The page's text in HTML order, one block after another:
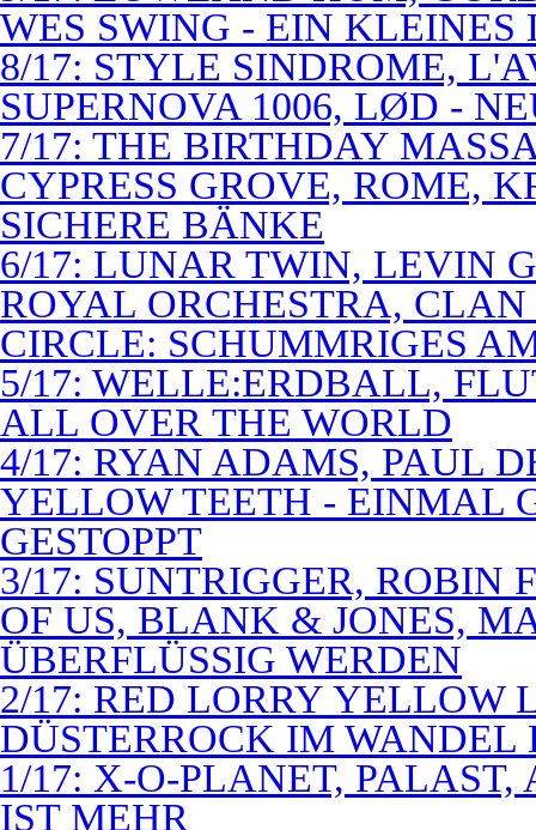
WES SWING - EIN KLEINES
8/17: STYLE SINDROME,
SUPERNOVA 1006, LØD -
7/17: THE BIRTHDAY
CYPRESS GROVE, ROME,
SICHERE BÄNKE
6/17: LUNAR TWIN, LEVIN
ROYAL ORCHESTRA,
CIRCLE: SCHUMMRIGES
5/17: WELLE:ERDBALL,
ALL OVER THE WORLD
4/17: RYAN ADAMS, PAUL
YELLOW TEETH - EINMAL
GESTOPPT
3/17: SUNTRIGGER, ROBIN
OF US, BLANK & JONES,
ÜBERFLÜSSIG WERDEN
2/17: RED LORRY YELLOW
DÜSTERROCK IM WANDEL
1/17: X-O-PLANET,
IST MEHR